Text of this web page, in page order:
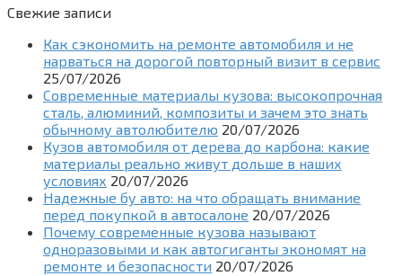
Свежие записи
Как сэкономить на ремонте автомобиля и не
нарваться на дорогой повторный визит в сервис
25/07/2026
Современные материалы кузова: высокопрочная
сталь, алюминий, композиты и зачем это знать
обычному автолюбителю 20/07/2026
Кузов автомобиля от дерева до карбона: какие
материалы реально живут дольше в наших
условиях 20/07/2026
Надежные бу авто: на что обращать внимание
перед покупкой в автосалоне 20/07/2026
Почему современные кузова называют
одноразовыми и как автогиганты экономят на
ремонте и безопасности 20/07/2026